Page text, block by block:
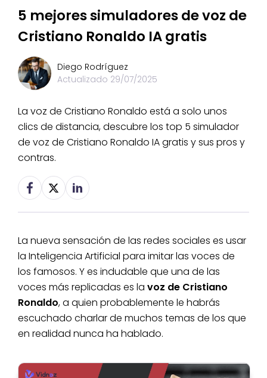
5 mejores simuladores de voz de
Cristiano Ronaldo IA gratis
Diego Rodríguez
Actualizado 29/07/2025
La voz de Cristiano Ronaldo está a solo unos
clics de distancia, descubre los top 5 simulador
de voz de Cristiano Ronaldo IA gratis y sus pros y
contras.
La nueva sensación de las redes sociales es usar
la Inteligencia Artificial para imitar las voces de
los famosos. Y es indudable que una de las
voces más replicadas es la voz de Cristiano
Ronaldo, a quien probablemente le habrás
escuchado charlar de muchos temas de los que
en realidad nunca ha hablado.